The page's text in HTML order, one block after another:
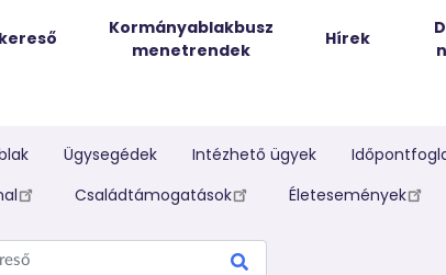
t
o
Kormányablakbusz
menetrendek
Hírek
Ügysegédek Intézhető ügyek
Családtámogatások Életesemények